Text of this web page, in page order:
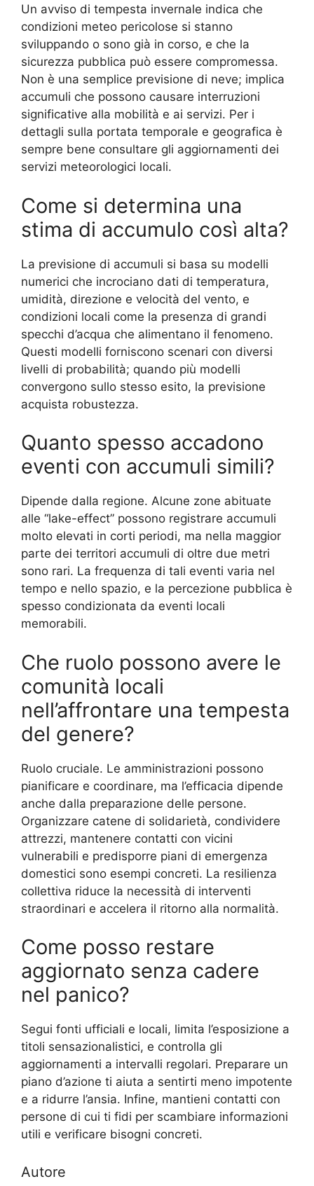
Un avviso di tempesta invernale indica che
condizioni meteo pericolose si stanno
sviluppando o sono già in corso, e che la
sicurezza pubblica può essere compromessa.
Non è una semplice previsione di neve; implica
accumuli che possono causare interruzioni
significative alla mobilità e ai servizi. Per i
dettagli sulla portata temporale e geografica è
sempre bene consultare gli aggiornamenti dei
servizi meteorologici locali.
Come si determina una
stima di accumulo così alta?
La previsione di accumuli si basa su modelli
numerici che incrociano dati di temperatura,
umidità, direzione e velocità del vento, e
condizioni locali come la presenza di grandi
specchi d’acqua che alimentano il fenomeno.
Questi modelli forniscono scenari con diversi
livelli di probabilità; quando più modelli
convergono sullo stesso esito, la previsione
acquista robustezza.
Quanto spesso accadono
eventi con accumuli simili?
Dipende dalla regione. Alcune zone abituate
alle “lake-effect” possono registrare accumuli
molto elevati in corti periodi, ma nella maggior
parte dei territori accumuli di oltre due metri
sono rari. La frequenza di tali eventi varia nel
tempo e nello spazio, e la percezione pubblica è
spesso condizionata da eventi locali
memorabili.
Che ruolo possono avere le
comunità locali
nell’affrontare una tempesta
del genere?
Ruolo cruciale. Le amministrazioni possono
pianificare e coordinare, ma l’efficacia dipende
anche dalla preparazione delle persone.
Organizzare catene di solidarietà, condividere
attrezzi, mantenere contatti con vicini
vulnerabili e predisporre piani di emergenza
domestici sono esempi concreti. La resilienza
collettiva riduce la necessità di interventi
straordinari e accelera il ritorno alla normalità.
Come posso restare
aggiornato senza cadere
nel panico?
Segui fonti ufficiali e locali, limita l’esposizione a
titoli sensazionalistici, e controlla gli
aggiornamenti a intervalli regolari. Preparare un
piano d’azione ti aiuta a sentirti meno impotente
e a ridurre l’ansia. Infine, mantieni contatti con
persone di cui ti fidi per scambiare informazioni
utili e verificare bisogni concreti.
Autore